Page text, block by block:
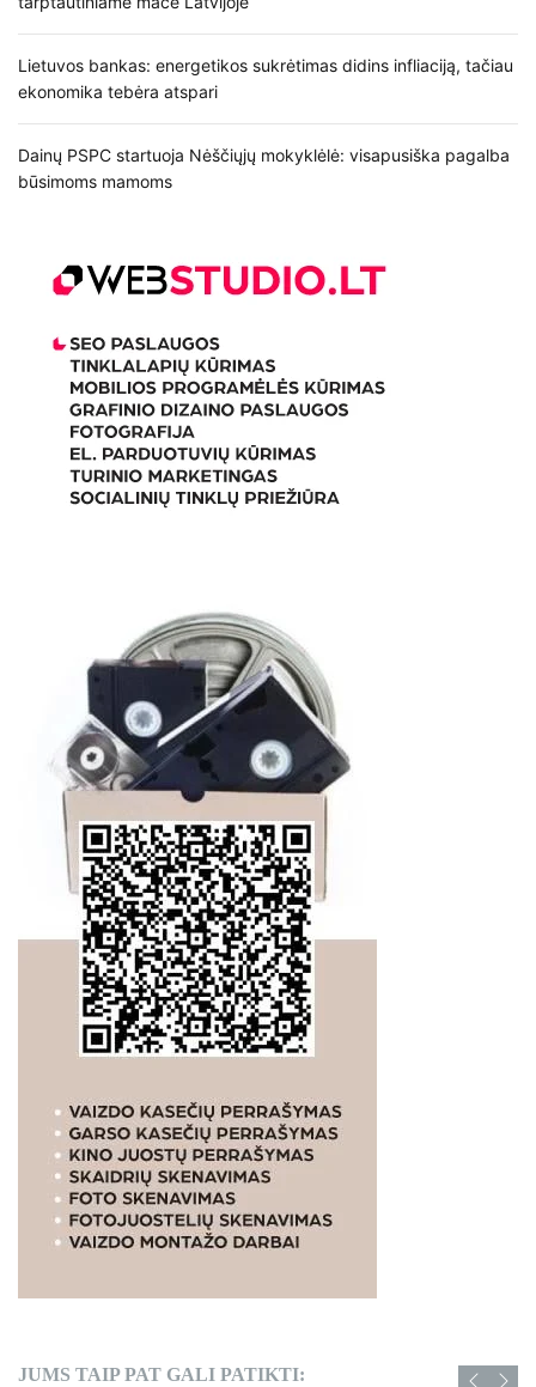
Lietuvos bankas: energetikos sukrėtimas didins infliaciją, tačiau
ekonomika tebėra atspari
Dainų PSPC startuoja Nėščiųjų mokyklėlė: visapusiška pagalba
būsimoms mamoms
JUMS TAIP PAT GALI PATIKTI: